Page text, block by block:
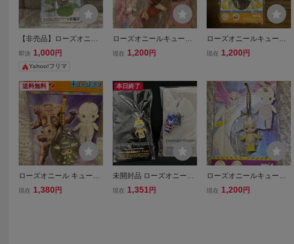
【非売品】ローズオニー
ルキューピー 日蓮宗 合掌
即決 1,000円
Yahoo!フリマ
送料無料
ローズオニール キューピ
ー × ウルトラセブン キュ
現在 1,380円
ローズオニールキューピ
ー ブラックジャック ピノ
現在 1,200円
本日終了
未開封品 ローズオニール
キューピー×トランスフォ
現在 1,351円
ローズオニールキューピ
ー 天才バカボン ウナギイ
現在 1,200円
ローズオニールキューピ
ー デビルマン キュージョ
現在 1,200円